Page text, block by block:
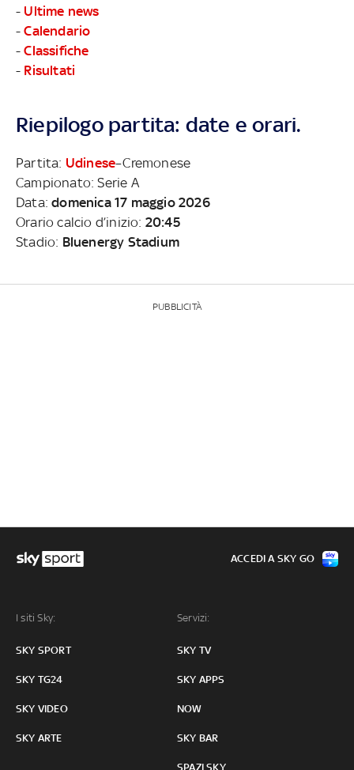
- Ultime news
-Calendario
-Classifiche
- Risultati
Riepilogo partita: date e orari.
Partita: Udinese–Cremonese
Campionato: Serie A
Data:domenica 17 maggio 2026
Orario calcio d’inizio: 20:45
Stadio: Bluenergy Stadium
PUBBLICITÀ
I siti Sky:
SKY SPORT
SKY TG24
SKY VIDEO
SKY ARTE
Servizi:
SKY TV
SKY APPS
NOW
SKY BAR
SPAZI SKY
ACCEDI A SKY GO